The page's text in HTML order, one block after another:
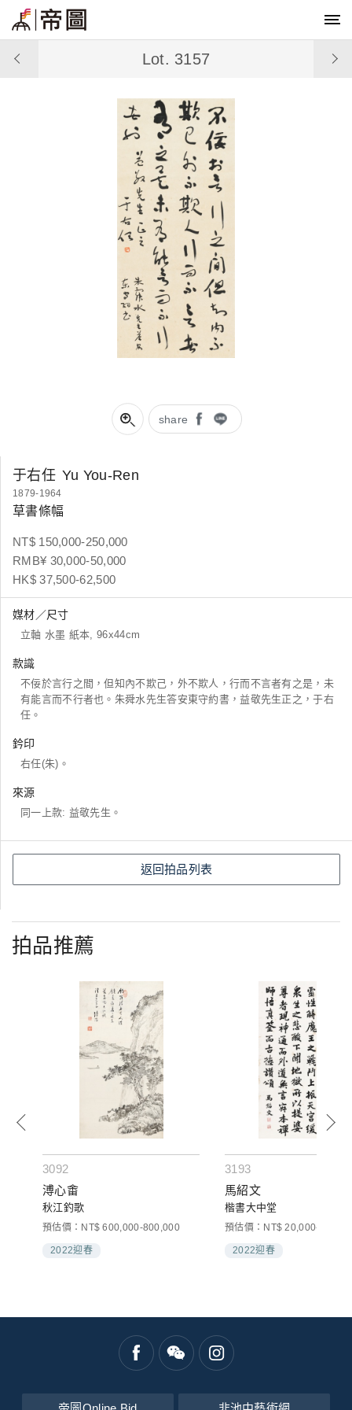
share
Lot. 3157
于右任 Yu You-Ren
1879-1964
草書條幅
NT$ 150,000-250,000
RMB¥ 30,000-50,000
HK$ 37,500-62,500
媒材／尺寸
立軸 水墨 紙本, 96x44cm
款識
不佞於言行之間，但知內不欺己，外不欺人，行而不言者有之是，未
有能言而不行者也。朱舜水先生答安東守約書，益敬先生正之，于右
任。
鈐印
右任(朱)。
來源
同一上款: 益敬先生。
返回拍品列表
拍品推薦
3092
溥心畬
秋江釣歌
預估價：NT$ 600,000-800,000
2022迎春
3193
馬紹文
楷書大中堂
預估價：NT$ 20,000-30,000
2022迎春